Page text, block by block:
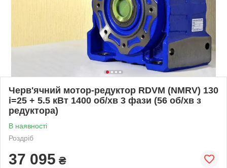
Черв'ячний мотор-редуктор RDVM (NMRV) 130
і=25 + 5.5 кВт 1400 об/хв 3 фази (56 об/хв з
редуктора)
В наявності
Роздріб
37 095 ₴